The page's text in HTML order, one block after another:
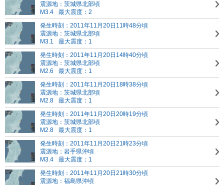
震源地：茨城県北部頃
M3.4
最大震度：2
発生時刻：2011年11月20日11時48分頃
震源地：茨城県北部頃
M3.1
最大震度：1
発生時刻：2011年11月20日14時40分頃
震源地：茨城県北部頃
M2.6
最大震度：1
発生時刻：2011年11月20日18時38分頃
震源地：茨城県北部頃
M2.8
最大震度：1
発生時刻：2011年11月20日20時19分頃
震源地：茨城県北部頃
M2.8
最大震度：1
発生時刻：2011年11月20日21時23分頃
震源地：岩手県沖頃
M3.4
最大震度：1
発生時刻：2011年11月20日21時30分頃
震源地：福島県沖頃